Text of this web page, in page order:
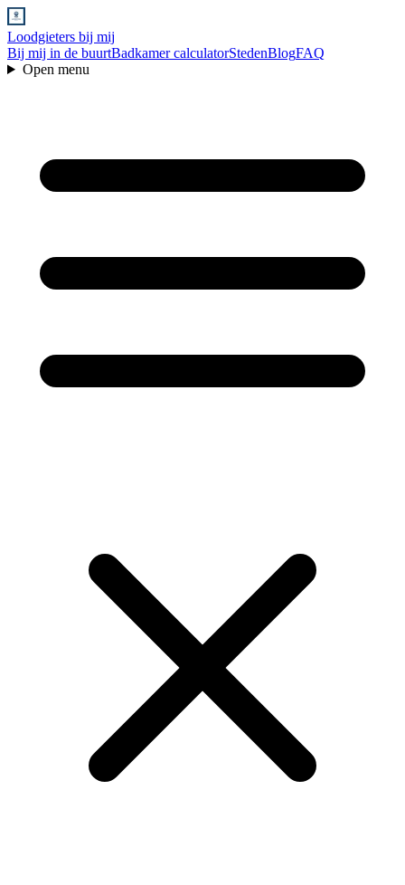
Loodgieters bij mij
Bij mij in de buurtBadkamer calculatorStedenBlogFAQ
Open menu